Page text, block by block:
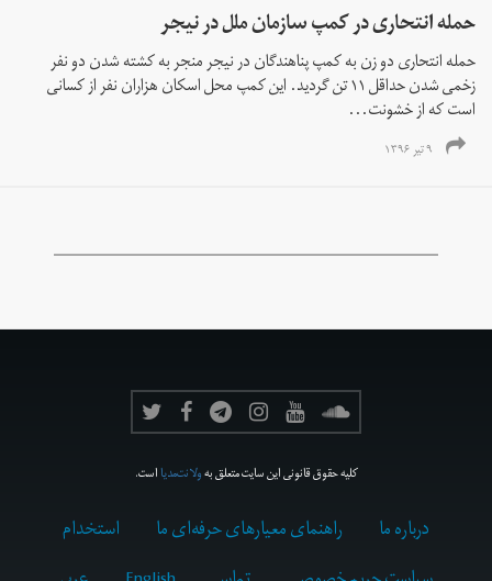
حمله انتحاری در کمپ سازمان ملل در نیجر
حمله انتحاری دو زن به کمپ پناهندگان در نیجر منجر به کشته شدن دو نفر
زخمی شدن حداقل ۱۱ تن گردید. این کمپ محل اسکان هزاران نفر از کسانی
است که از خشونت...
۹ تیر ۱۳۹۶
کلیه حقوق قانونی این سایت متعلق بهولانت‌مدیااست.
درباره ما راهنمای معیارهای حرفه‌ای ما
استخدام